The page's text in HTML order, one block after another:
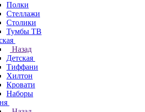
Полки
Стеллажи
Столики
Тумбы ТВ
Назад
Детская
Тиффани
Хилтон
Кровати
Наборы